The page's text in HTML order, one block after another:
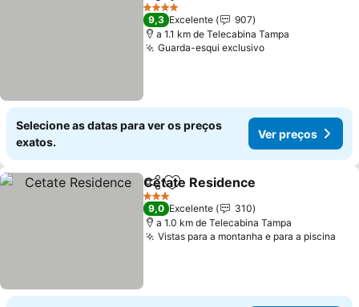
4 Estrelas
9,3 Excelente
907
a 1.1 km de Telecabina Tampa
Guarda-esqui exclusivo
Selecione as datas para ver os preços
exatos.
Ver preços
PartilharAdicionar aos favoritos
Cetate Residence
3 Estrelas
9,0 Excelente
310
a 1.0 km de Telecabina Tampa
Vistas para a montanha e para a piscina